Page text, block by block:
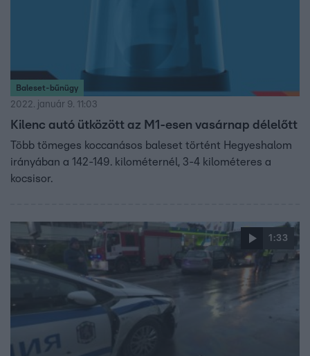
Baleset-bűnügy
2022. január 9. 11:03
Kilenc autó ütközött az M1-esen vasárnap délelőtt
Több tömeges koccanásos baleset történt Hegyeshalom
irányában a 142-149. kilométernél, 3-4 kilométeres a
kocsisor.
1:33